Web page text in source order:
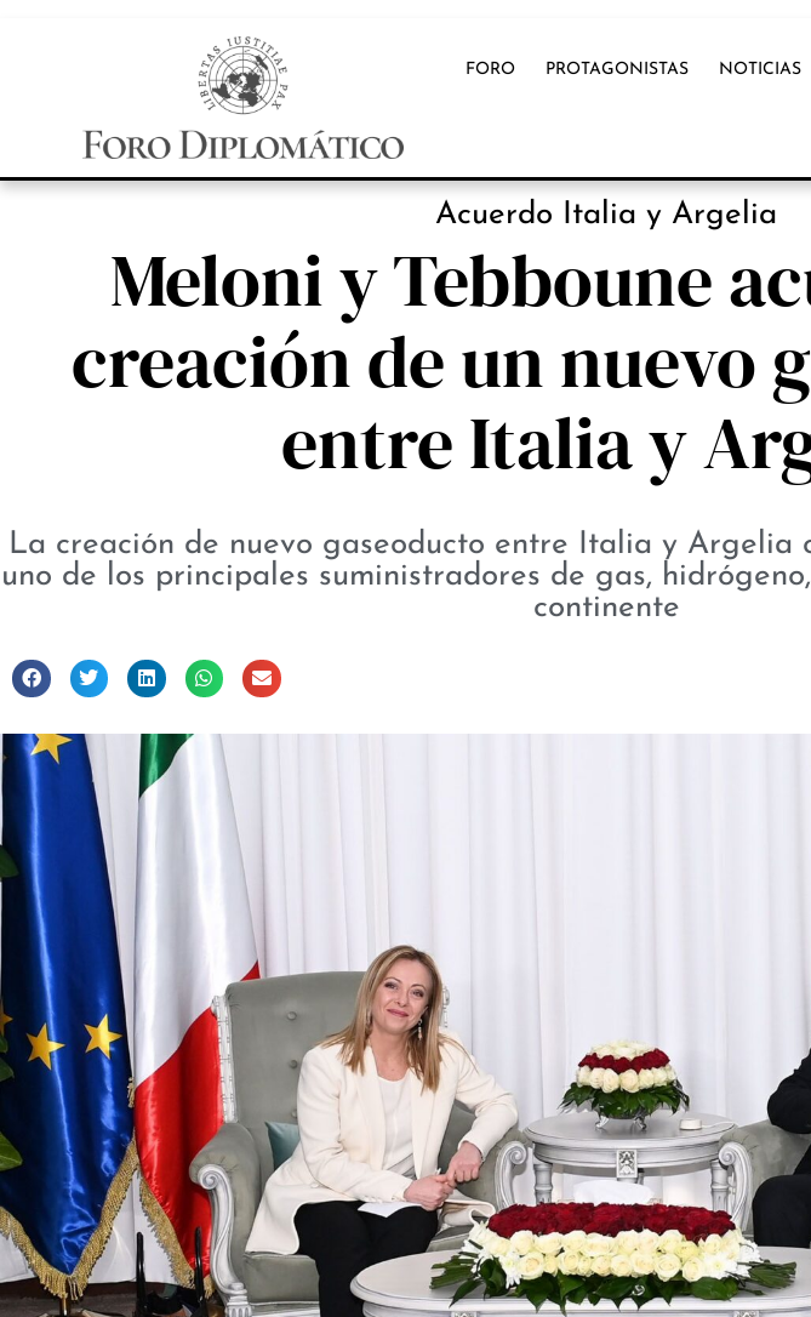
FORO PROTAGONISTAS NOTICIAS
Acuerdo Italia y Argelia
Meloni y Tebboune
creación de un nuevo
entre Italia y
La creación de nuevo gaseoducto entre Italia y Argelia
uno de los principales suministradores de gas,
continente